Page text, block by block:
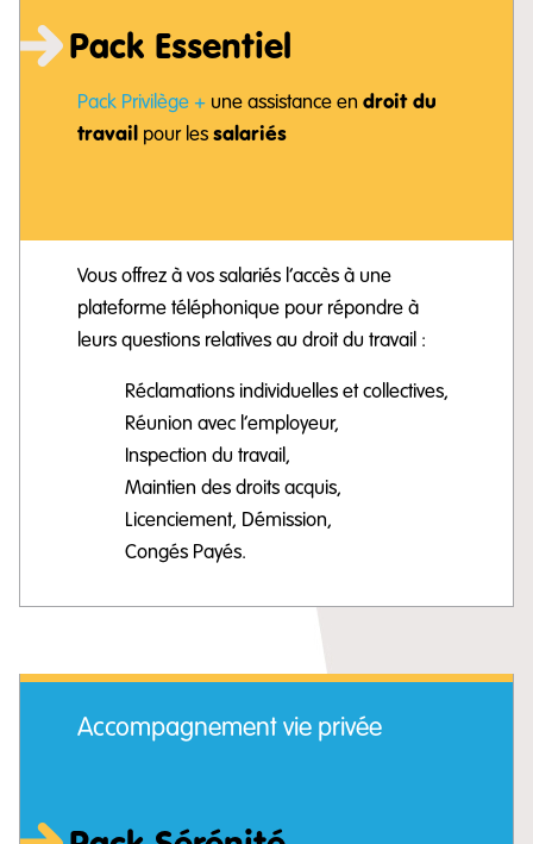
Pack Essentiel
Pack Privilège + une assistance en droit du
travail pour lessalariés
Vous offrez à vos salariés l’accès à une
plateforme téléphonique pour répondre à
leurs questions relatives au droit du travail :
Réclamations individuelles et collectives,
Réunion avec l’employeur,
Inspection du travail,
Maintien des droits acquis,
Licenciement, Démission,
Congés Payés.
Accompagnement vie privée